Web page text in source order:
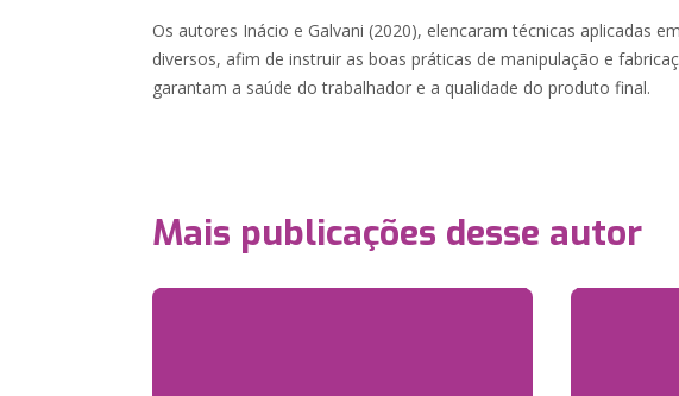
Os autores Inácio e Galvani (2020), elencaram técnicas aplicadas
diversos, afim de instruir as boas práticas de manipulação e
garantam a saúde do trabalhador e a qualidade do produto final.
Mais publicações desse autor